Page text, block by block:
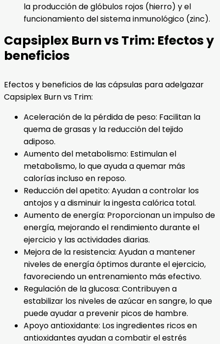
la producción de glóbulos rojos (hierro) y el
funcionamiento del sistema inmunológico (zinc).
Capsiplex Burn vs Trim: Efectos y
beneficios
Efectos y beneficios de las cápsulas para adelgazar
Capsiplex Burn vs Trim:
Aceleración de la pérdida de peso: Facilitan la
quema de grasas y la reducción del tejido
adiposo.
Aumento del metabolismo: Estimulan el
metabolismo, lo que ayuda a quemar más
calorías incluso en reposo.
Reducción del apetito: Ayudan a controlar los
antojos y a disminuir la ingesta calórica total.
Aumento de energía: Proporcionan un impulso de
energía, mejorando el rendimiento durante el
ejercicio y las actividades diarias.
Mejora de la resistencia: Ayudan a mantener
niveles de energía óptimos durante el ejercicio,
favoreciendo un entrenamiento más efectivo.
Regulación de la glucosa: Contribuyen a
estabilizar los niveles de azúcar en sangre, lo que
puede ayudar a prevenir picos de hambre.
Apoyo antioxidante: Los ingredientes ricos en
antioxidantes ayudan a combatir el estrés